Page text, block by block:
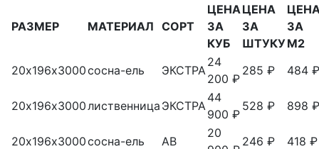
РАЗМЕР МАТЕРИАЛ СОРТ
ЦЕНА
ЗА
КУБ
ЦЕНА
ЗА
ШТУКУ
ЗА
М2
20х196х3000сосна-ель ЭКСТРА
24
200 ₽
285 ₽ 484 ₽
20х196х3000лиственница ЭКСТРА
44
900 ₽
528 ₽ 898 ₽
20х196х3000сосна-ель АВ
20
246 ₽ 418 ₽